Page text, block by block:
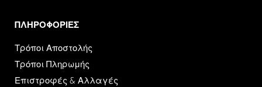
ΠΛΗΡΟΦΟΡΙΕΣ​
Τρόποι Αποστολής
Τρόποι Πληρωμής
Επιστροφές & Αλλαγές